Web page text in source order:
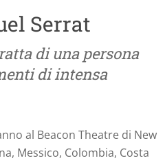
Serrat
di una persona
di intensa
al Beacon Theatre di New
Messico, Colombia, Costa